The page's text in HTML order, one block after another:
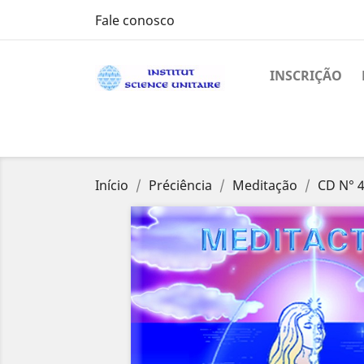
Fale conosco
INSCRIÇÃO
Início Préciência Meditação CD N°